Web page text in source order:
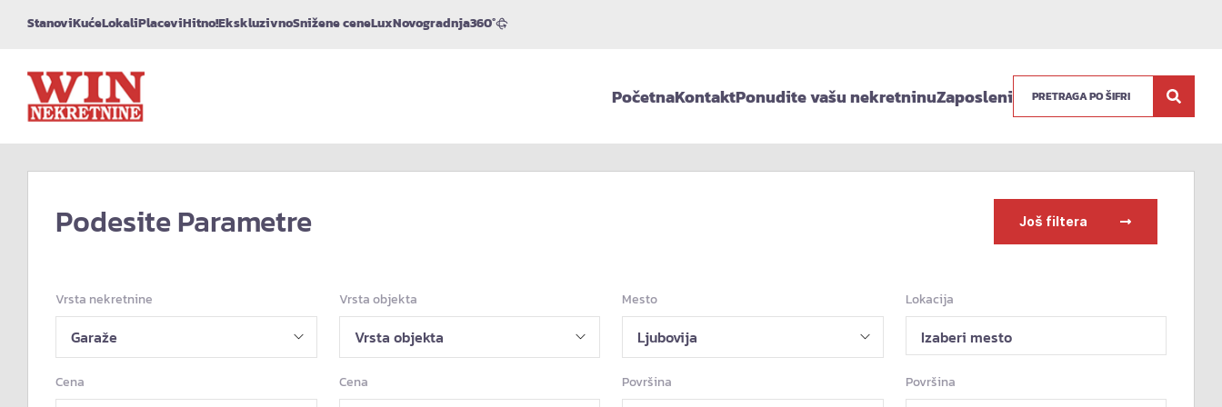
StanoviKućeLokaliPlaceviHitno!EkskluzivnoSnižene ceneLuxNovogradnja360°
PočetnaKontaktPonudite vašu nekretninuZaposleni
Podesite Parametre Još filtera
Vrsta nekretnine Vrsta objekta Mesto Lokacija
Izaberi mesto
Cena Cena Površina Površina